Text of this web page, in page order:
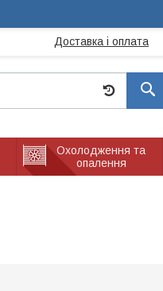
Доставка і оплата
Охолодження та
опалення